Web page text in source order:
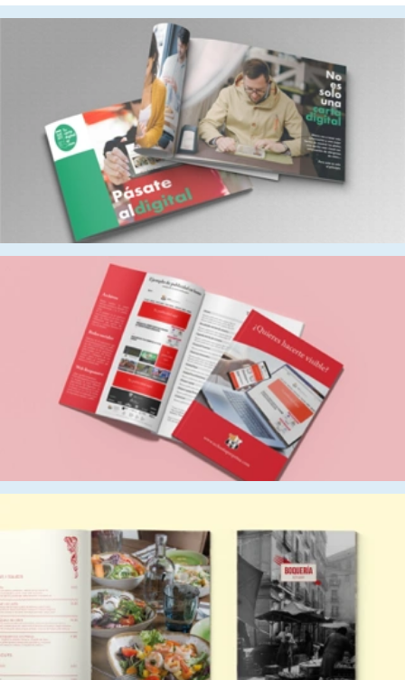
Rótulos, Cartelería…